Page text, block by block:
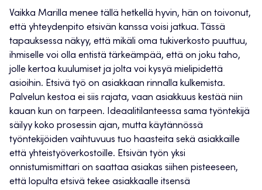
Vaikka Marilla menee tällä hetkellä hyvin, hän on toivonut,
että yhteydenpito etsivän kanssa voisi jatkua. Tässä
tapauksessa näkyy, että mikäli oma tukiverkosto puuttuu,
ihmiselle voi olla entistä tärkeämpää, että on joku taho,
jolle kertoa kuulumiset ja jolta voi kysyä mielipidettä
asioihin. Etsivä työ on asiakkaan rinnalla kulkemista.
Palvelun kestoa ei siis rajata, vaan asiakkuus kestää niin
kauan kun on tarpeen. Ideaalitilanteessa sama työntekijä
säilyy koko prosessin ajan, mutta käytännössä
työntekijöiden vaihtuvuus tuo haasteita sekä asiakkaille
että yhteistyöverkostoille. Etsivän työn yksi
onnistumismittari on saattaa asiakas siihen pisteeseen,
että lopulta etsivä tekee asiakkaalle itsensä